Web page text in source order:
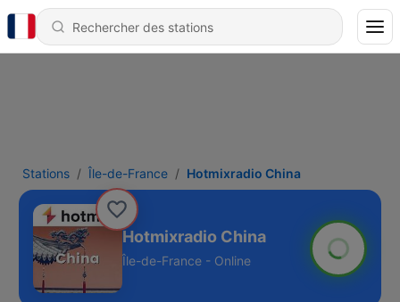
Stations Île-de-France Hotmixradio China
Hotmixradio China
Île-de-France - Online